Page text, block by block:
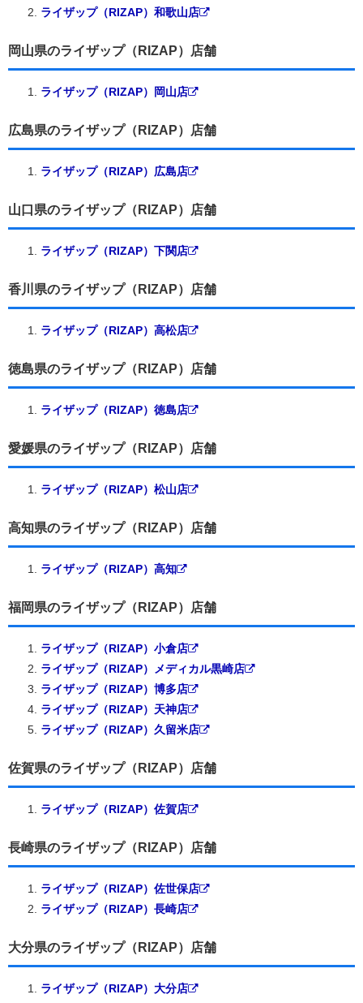
ライザップ（RIZAP）和歌山店
岡山県のライザップ（RIZAP）店舗
ライザップ（RIZAP）岡山店
広島県のライザップ（RIZAP）店舗
ライザップ（RIZAP）広島店
山口県のライザップ（RIZAP）店舗
ライザップ（RIZAP）下関店
香川県のライザップ（RIZAP）店舗
ライザップ（RIZAP）高松店
徳島県のライザップ（RIZAP）店舗
ライザップ（RIZAP）徳島店
愛媛県のライザップ（RIZAP）店舗
ライザップ（RIZAP）松山店
高知県のライザップ（RIZAP）店舗
ライザップ（RIZAP）高知
福岡県のライザップ（RIZAP）店舗
ライザップ（RIZAP）小倉店
ライザップ（RIZAP）メディカル黒崎店
ライザップ（RIZAP）博多店
ライザップ（RIZAP）天神店
ライザップ（RIZAP）久留米店
佐賀県のライザップ（RIZAP）店舗
ライザップ（RIZAP）佐賀店
長崎県のライザップ（RIZAP）店舗
ライザップ（RIZAP）佐世保店
ライザップ（RIZAP）長崎店
大分県のライザップ（RIZAP）店舗
ライザップ（RIZAP）大分店